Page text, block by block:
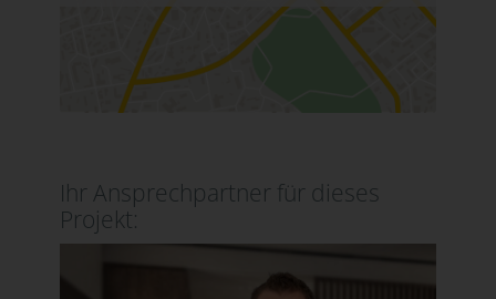
Ihr Ansprechpartner für dieses
Projekt: